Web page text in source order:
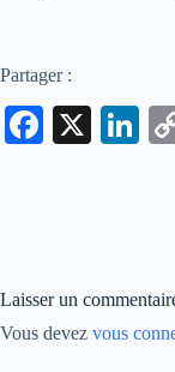
Partager :
Fa
X
Li
Laisser un
Vous devez vous